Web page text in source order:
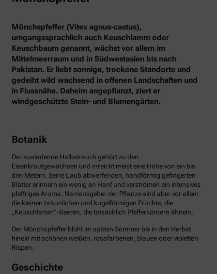
Mönchspfeffer (Vitex agnus-castus),
umgangssprachlich auch Keuschlamm oder
Keuschbaum genannt, wächst vor allem im
Mittelmeerraum und in Südwestasien bis nach
Pakistan. Er liebt sonnige, trockene Standorte und
gedeiht wild wachsend in offenen Landschaften und
in Flussnähe. Daheim angepflanzt, ziert er
windgeschützte Stein- und Blumengärten.
Botanik
Der ausladende Halbstrauch gehört zu den
Eisenkrautgewächsen und erreicht meist eine Höhe von ein bis
drei Metern. Seine Laub abwerfenden, handförmig gefingerten
Blätter erinnern ein wenig an Hanf und verströmen ein intensives
pfeffriges Aroma. Namensgeber der Pflanze sind aber vor allem
die kleinen bräunlichen und kugelförmigen Früchte, die
„Keuschlamm“-Beeren, die tatsächlich Pfefferkörnern ähneln.
Der Mönchspfeffer blüht im späten Sommer bis in den Herbst
hinein mit schönen weißen, rosafarbenen, blauen oder violetten
Rispen.
Geschichte